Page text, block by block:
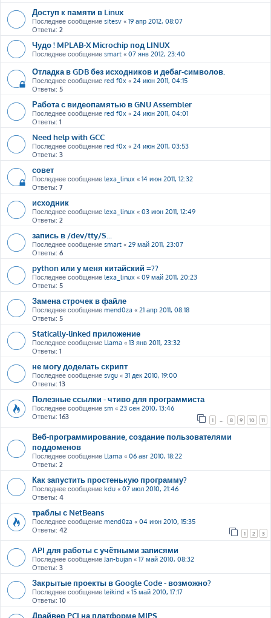
Доступ к памяти в Linux
Последнее сообщение sitesv « 19 апр 2012, 08:07
Ответы: 2
Чудо ! MPLAB-X Microchip под LINUX
Последнее сообщение smart « 07 янв 2012, 23:40
Отладка в GDB без исходников и дебаг-символов.
Последнее сообщение red f0x « 24 июн 2011, 04:15
Ответы: 5
Работа с видеопамятью в GNU Assembler
Последнее сообщение red f0x « 24 июн 2011, 04:01
Ответы: 1
Need help with GCC
Последнее сообщение red f0x « 24 июн 2011, 03:53
Ответы: 3
совет
Последнее сообщение lexa_linux « 14 июн 2011, 12:32
Ответы: 7
исходник
Последнее сообщение lexa_linux « 03 июн 2011, 12:49
Ответы: 2
запись в /dev/tty/S...
Последнее сообщение smart « 29 май 2011, 23:07
Ответы: 6
python или у меня китайский =??
Последнее сообщение lexa_linux « 09 май 2011, 20:23
Ответы: 5
Замена строчек в файле
Последнее сообщение mend0za « 21 апр 2011, 08:18
Ответы: 5
Statically-linked приложение
Последнее сообщение Llama « 13 янв 2011, 23:32
Ответы: 1
не могу доделать скрипт
Последнее сообщение svgu « 31 дек 2010, 19:00
Ответы: 13
Полезные ссылки - чтиво для программиста
Последнее сообщение sm « 23 сен 2010, 13:46
Ответы: 163 1 8 9 10 11
Веб-программирование, создание пользователями
поддоменов
Последнее сообщение Llama « 06 авг 2010, 18:22
Ответы: 2
Как запустить простенькую программу?
Последнее сообщение kdu « 07 июл 2010, 21:46
Ответы: 4
траблы с NetBeans
Последнее сообщение mend0za « 04 июн 2010, 15:35
Ответы: 42 1 2 3
API для работы с учётными записями
Последнее сообщение Jan-bujan « 17 май 2010, 08:32
Ответы: 3
Закрытые проекты в Google Code - возможно?
Последнее сообщение leikind « 15 май 2010, 17:17
Ответы: 10
Драйвер PCI на платформе MIPS